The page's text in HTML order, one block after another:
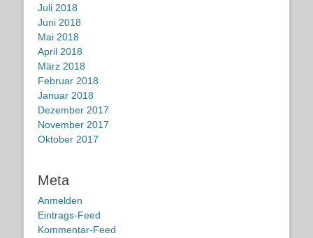
Juli 2018
Juni 2018
Mai 2018
April 2018
März 2018
Februar 2018
Januar 2018
Dezember 2017
November 2017
Oktober 2017
Meta
Anmelden
Eintrags-Feed
Kommentar-Feed